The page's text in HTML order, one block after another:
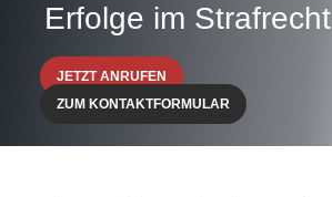
Erfolge im Strafrecht
JETZT ANRUFEN
ZUM KONTAKTFORMULAR